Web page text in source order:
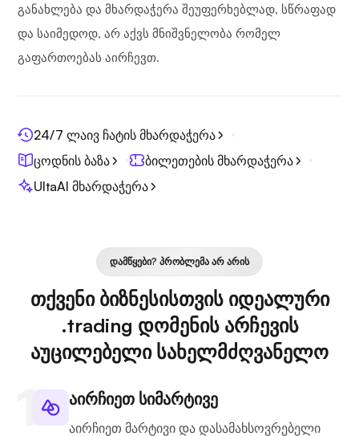
განახლება და მხარდაჭერა შეუფერხებლად, სწრაფად
და საიმედოდ, არ აქვს მნიშვნელობა რომელ
გაფართოებას აირჩევთ.
24/7 ლაივ ჩატის მხარდაჭერა
ცოდნის ბაზა
ბილეთების მხარდაჭერა
UltaAI მხარდაჭერა
ᲓᲐᲛᲬᲧᲔᲑᲘ? ᲞᲠᲝᲑᲚᲔᲛᲐ ᲐᲠ ᲐᲠᲘᲡ
თქვენი ბიზნესისთვის იდეალური
.trading დომენის არჩევის
აუცილებელი სახელმძღვანელო
აირჩიეთ სიმარტივე
აირჩიეთ მარტივი და დასამახსოვრებელი